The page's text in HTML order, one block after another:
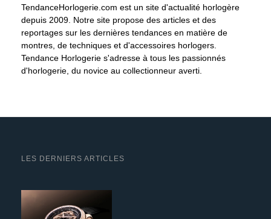
TendanceHorlogerie.com est un site d'actualité horlogère
depuis 2009. Notre site propose des articles et des
reportages sur les dernières tendances en matière de
montres, de techniques et d'accessoires horlogers.
Tendance Horlogerie s'adresse à tous les passionnés
d'horlogerie, du novice au collectionneur averti.
LES DERNIERS ARTICLES